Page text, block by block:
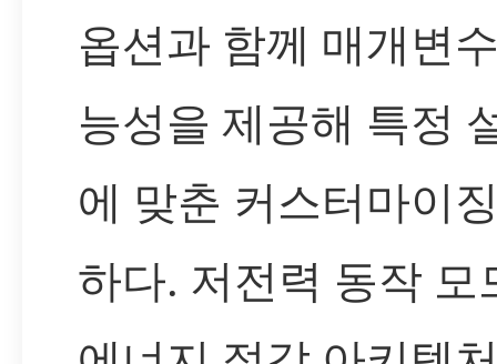
옵션과 함께 매개변
능성을 제공해 특정
에 맞춘 커스터마이
하다. 저전력 동작 모